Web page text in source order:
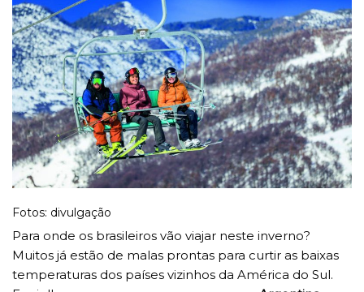
Fotos: divulgação
Para onde os brasileiros vão viajar neste inverno?
Muitos já estão de malas prontas para curtir as baixas
temperaturas dos países vizinhos da América do Sul.